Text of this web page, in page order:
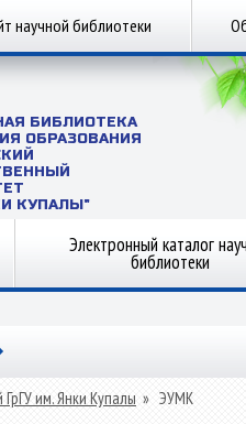
научной библиотеки
БИБЛИОТЕКА
ОБРАЗОВАНИЯ
КУПАЛЫ"
Электронный каталог
библиотеки
им. Янки Купалы » ЭУМК